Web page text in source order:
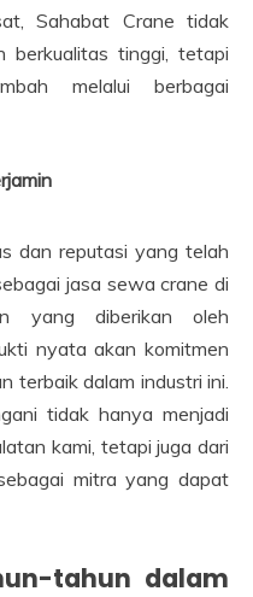
Sahabat Crane tidak
berkualitas tinggi, tetapi
melalui berbagai
dan reputasi yang telah
jasa sewa crane di
yang diberikan oleh
nyata akan komitmen
terbaik dalam industri ini.
tidak hanya menjadi
kami, tetapi juga dari
mitra yang dapat
tahun dalam